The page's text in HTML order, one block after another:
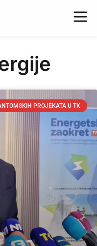
PROJEKATA U TK